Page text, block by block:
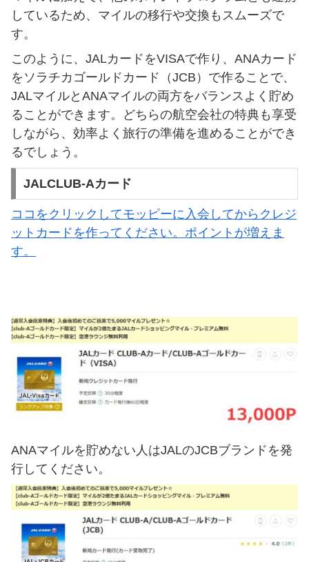
しているため、マイルの移行や交換もスムーズで
す。
このように、JALカードをVISAで作り、ANAカード
をソラチカゴールドカード（JCB）で作ることで、
JALマイルとANAマイルの両方をバランスよく貯め
ることができます。どちらの航空会社の特典も享受
しながら、効率よく旅行の準備を進めることができ
るでしょう。
JALCLUB-Aカード
ココをクリックしてモッピーに入会してからクレジ
ットカードを作ってください。ポイントが増えま
す。
ANAマイルを貯めない人はJALのJCBブランドを発
行してください。